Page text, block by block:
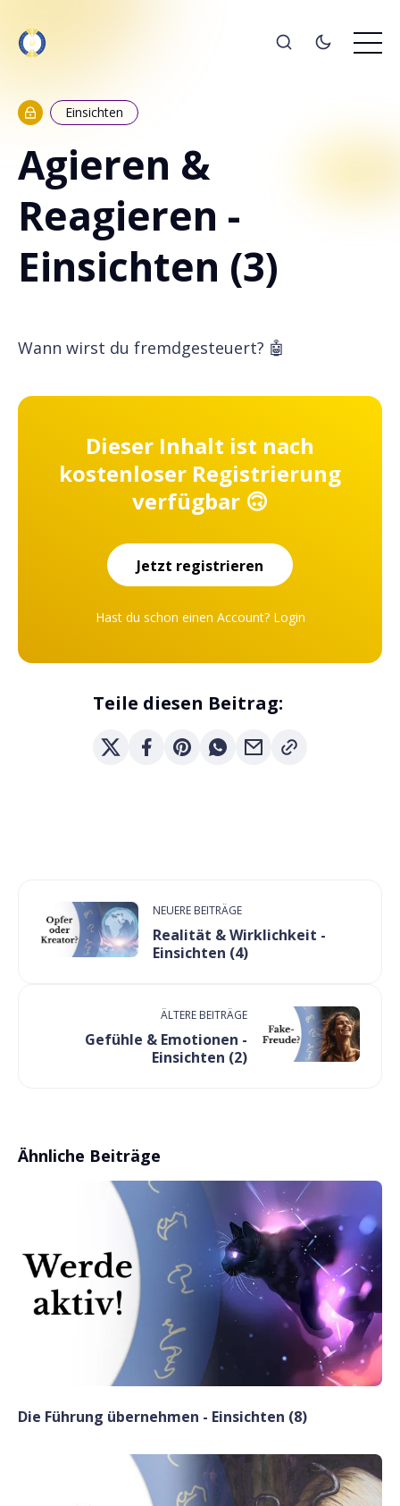
Einsichten
Agieren &
Reagieren -
Einsichten (3)
Wann wirst du fremdgesteuert? 🤖
Dieser Inhalt ist nach
kostenloser Registrierung
verfügbar 🙃
Jetzt registrieren
Hast du schon einen Account? Login
Teile diesen Beitrag:
NEUERE BEITRÄGE
Realität & Wirklichkeit -
Einsichten (4)
ÄLTERE BEITRÄGE
Gefühle & Emotionen -
Einsichten (2)
Ähnliche Beiträge
Die Führung übernehmen - Einsichten (8)